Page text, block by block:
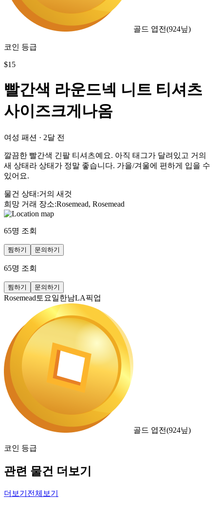
골드 엽전(924닢)
코인 등급
$15
빨간색 라운드넥 니트 티셔츠
사이즈크게나옴
여성 패션 · 2달 전
깔끔한 빨간색 긴팔 티셔츠예요. 아직 태그가 달려있고 거의
새 상태라 상태가 정말 좋습니다. 가을/겨울에 편하게 입을 수
있어요.
물건 상태 :거의 새것
희망 거래 장소:Rosemead, Rosemead
65명 조회
찜하기 문의하기
65명 조회
찜하기 문의하기
Rosemead토요일한남LA픽업
골드 엽전(924닢)
코인 등급
관련 물건 더보기
더보기 전체보기